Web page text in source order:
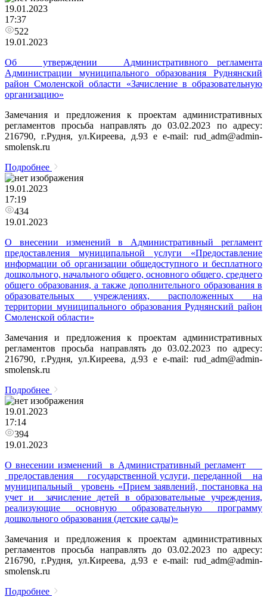
19.01.2023
17:37
522
19.01.2023
Об утверждении Административного регламента
Администрации муниципального образования Руднянский
район Смоленской области «Зачисление в образовательную
организацию»
Замечания и предложения к проектам административных
регламентов просьба направлять до 03.02.2023 по адресу:
216790, г.Рудня, ул.Киреева, д.93 e e-mail: rud_adm@admin-
smolensk.ru
Подробнее
19.01.2023
17:19
434
19.01.2023
О внесении изменений в Административный регламент
предоставления муниципальной услуги «Предоставление
информации об организации общедоступного и бесплатного
дошкольного, начального общего, основного общего, среднего
общего образования, а также дополнительного образования в
образовательных учреждениях, расположенных на
территории муниципального образования Руднянский район
Смоленской области»
Замечания и предложения к проектам административных
регламентов просьба направлять до 03.02.2023 по адресу:
216790, г.Рудня, ул.Киреева, д.93 e e-mail: rud_adm@admin-
smolensk.ru
Подробнее
19.01.2023
17:14
394
19.01.2023
О внесении изменений в Административный регламент
предоставления государственной услуги, переданной на
муниципальный уровень «Прием заявлений, постановка на
учет и зачисление детей в образовательные учреждения,
реализующие основную образовательную программу
дошкольного образования (детские сады)»
Замечания и предложения к проектам административных
регламентов просьба направлять до 03.02.2023 по адресу:
216790, г.Рудня, ул.Киреева, д.93 e e-mail: rud_adm@admin-
smolensk.ru
Подробнее